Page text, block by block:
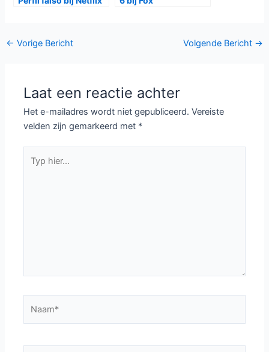
Bericht
← Vorige Bericht Volgende Bericht →
Laat een reactie achter
Het e-mailadres wordt niet gepubliceerd. Vereiste
velden zijn gemarkeerd met *
hier...